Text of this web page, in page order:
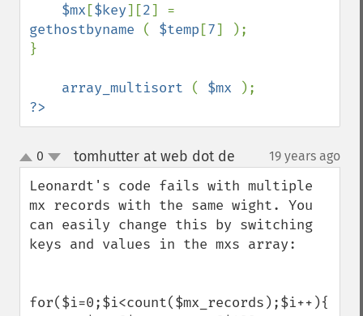
$mx [$key][2
gethostbyname ( $temp [7] );
}
array_multisort ( $mx
?>
up
down
0 tomhutter at web dot de 19 years ago
Leonardt's code fails with multiple
mx records with the same wight. You
can easily change this by switching
keys and values in the mxs array:
for($i=0;$i<count($mx_records);$i++){